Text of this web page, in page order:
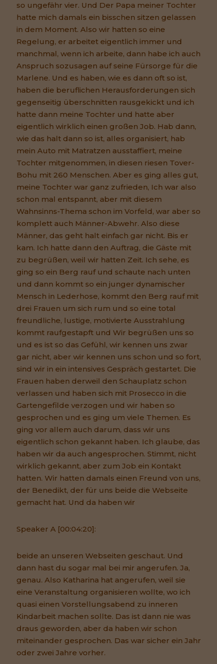
so ungefähr vier. Und Der Papa meiner Tochter
hatte mich damals ein bisschen sitzen gelassen
in dem Moment. Also wir hatten so eine
Regelung, er arbeitet eigentlich immer und
manchmal, wenn ich arbeite, dann habe ich auch
Anspruch sozusagen auf seine Fürsorge für die
Marlene. Und es haben, wie es dann oft so ist,
haben die beruflichen Herausforderungen sich
gegenseitig überschnitten rausgekickt und ich
hatte dann meine Tochter und hatte aber
eigentlich wirklich einen großen Job. Hab dann,
wie das halt dann so ist, alles organisiert, hab
mein Auto mit Matratzen ausstaffiert, meine
Tochter mitgenommen, in diesen riesen Tover-
Bohu mit 260 Menschen. Aber es ging alles gut,
meine Tochter war ganz zufrieden, Ich war also
schon mal entspannt, aber mit diesem
Wahnsinns-Thema schon im Vorfeld, war aber so
komplett auch Männer-Abwehr. Also diese
Männer, das geht halt einfach gar nicht. Bis er
kam. Ich hatte dann den Auftrag, die Gäste mit
zu begrüßen, weil wir hatten Zeit. Ich sehe, es
ging so ein Berg rauf und schaute nach unten
und dann kommt so ein junger dynamischer
Mensch in Lederhose, kommt den Berg rauf mit
drei Frauen um sich rum und so eine total
freundliche, lustige, motivierte Ausstrahlung
kommt raufgestapft und Wir begrüßen uns so
und es ist so das Gefühl, wir kennen uns zwar
gar nicht, aber wir kennen uns schon und so fort,
sind wir in ein intensives Gespräch gestartet. Die
Frauen haben derweil den Schauplatz schon
verlassen und haben sich mit Prosecco in die
Gartengefilde verzogen und wir haben so
gesprochen und es ging um viele Themen. Es
ging vor allem auch darum, dass wir uns
eigentlich schon gekannt haben. Ich glaube, das
haben wir da auch angesprochen. Stimmt, nicht
wirklich gekannt, aber zum Job ein Kontakt
hatten. Wir hatten damals einen Freund von uns,
der Benedikt, der für uns beide die Webseite
gemacht hat. Und da haben wir
Speaker A [00:04:20]:
beide an unseren Webseiten geschaut. Und
dann hast du sogar mal bei mir angerufen. Ja,
genau. Also Katharina hat angerufen, weil sie
eine Veranstaltung organisieren wollte, wo ich
quasi einen Vorstellungsabend zu inneren
Kindarbeit machen sollte. Das ist dann nie was
draus geworden, aber da haben wir schon
miteinander gesprochen. Das war sicher ein Jahr
oder zwei Jahre vorher.